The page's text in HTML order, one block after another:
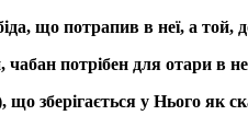
що потрапив в неї, а той,
потрібен для отари в
зберігається у Нього як